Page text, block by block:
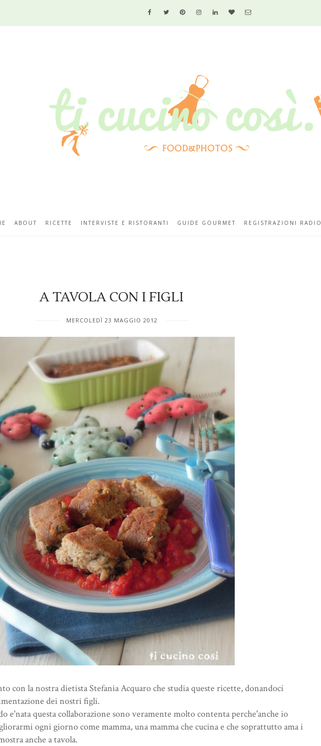
ABOUT RICETTE INTERVISTE E RISTORANTI GUIDE GOURMET REGISTRAZIONI RADIO
A TAVOLA CON I FIGLI
MERCOLEDÌ 23 MAGGIO 2012
con la nostra dietista Stefania Acquaro che studia queste ricette, donandoci
dei nostri figli.
e'nata questa collaborazione sono veramente molto contenta perche'anche io
ogni giorno come mamma, una mamma che cucina e che soprattutto ama i
anche a tavola.